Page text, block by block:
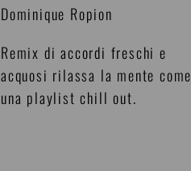
Dominique Ropion
Remix di accordi freschi e
acquosi rilassa la mente come
una playlist chill out.